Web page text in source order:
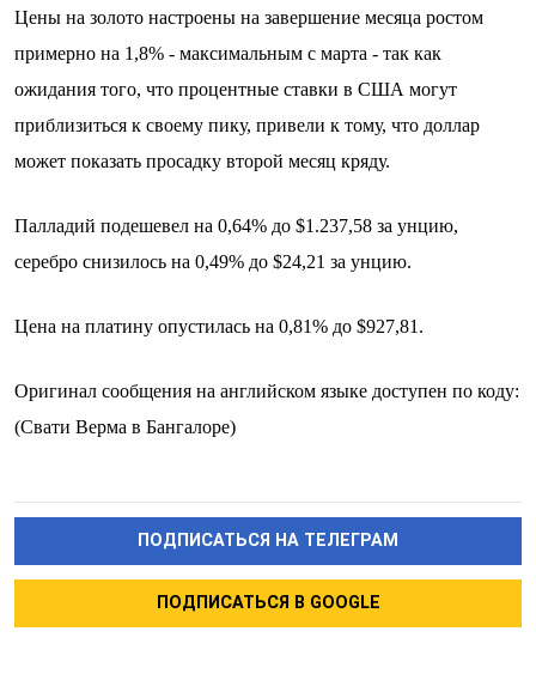
Цены на золото настроены на завершение месяца ростом
примерно на 1,8% - максимальным с марта - так как
ожидания того, что процентные ставки в США могут
приблизиться к своему пику, привели к тому, что доллар
может показать просадку второй месяц кряду.
Палладий подешевел на 0,64% до $1.237,58​​ за унцию,
серебро снизилось на 0,49% до $24,21​ за унцию.
Цена на платину опустилась на 0,81% до $927,81.
Оригинал сообщения на английском языке доступен по коду:
(Свати Верма в Бангалоре)
ПОДПИСАТЬСЯ НА ТЕЛЕГРАМ
ПОДПИСАТЬСЯ В GOOGLE